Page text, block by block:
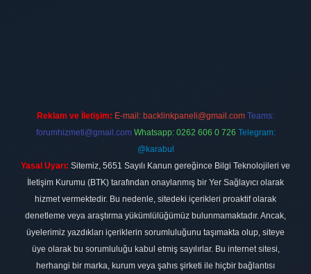
Reklam ve İletişim: E-mail: backlinkpaneli@gmail.com Teams:
forumhizmeti@gmail.com Whatsapp: 0262 606 0 726 Telegram:
@karabul
Yasal Uyarı: Sitemiz, 5651 Sayılı Kanun gereğince Bilgi Teknolojileri ve
İletişim Kurumu (BTK) tarafından onaylanmış bir Yer Sağlayıcı olarak
hizmet vermektedir. Bu nedenle, sitedeki içerikleri proaktif olarak
denetleme veya araştırma yükümlülüğümüz bulunmamaktadır. Ancak,
üyelerimiz yazdıkları içeriklerin sorumluluğunu taşımakta olup, siteye
üye olarak bu sorumluluğu kabul etmiş sayılırlar. Bu internet sitesi,
herhangi bir marka, kurum veya şahıs şirketi ile hiçbir bağlantısı